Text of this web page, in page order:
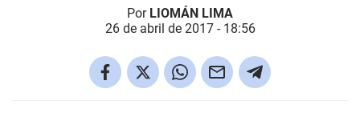
Por LIOMÁN LIMA
26 de abril de 2017 - 18:56